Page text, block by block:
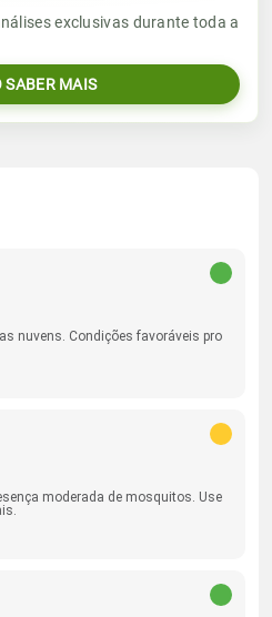
Umidade do ar
36%93%
Lua
Umidade do ar
Vento
ESE/E - 6km/h
exclusivas durante toda a
SABER MAIS
nuvens. Condições favoráveis pro
moderada de mosquitos. Use